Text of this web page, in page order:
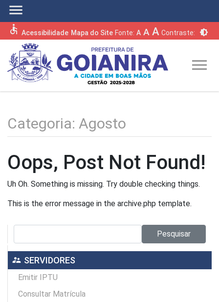
menu
accessible Acessibilidade Mapa do Site Fonte: A A A Contraste: brightness_6
menu
Categoria: Agosto
Oops, Post Not Found!
Uh Oh. Something is missing. Try double checking things.
This is the error message in the archive.php template.
Pesquisar
supervisor_account SERVIDORES
Emitir IPTU
Consultar Matrícula